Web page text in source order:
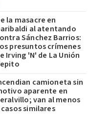
la masacre en
al atentando
Sánchez Barrios:
presuntos crímenes
Irving 'N' de La Unión
camioneta sin
aparente en
van al menos
casos similares